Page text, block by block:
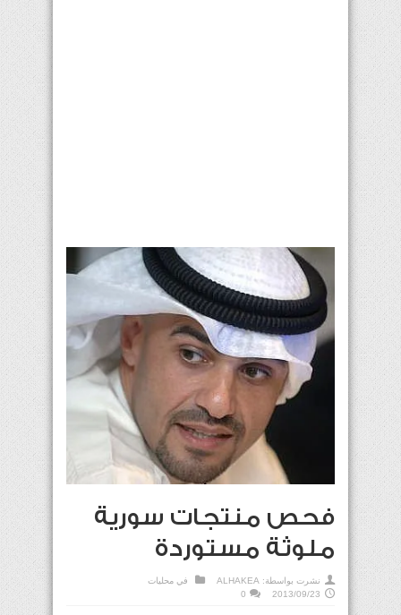
فحص منتجات سورية
ملوثة مستوردة
نشرت بواسطة: ALHAKEA في محليات
2013/09/23
0